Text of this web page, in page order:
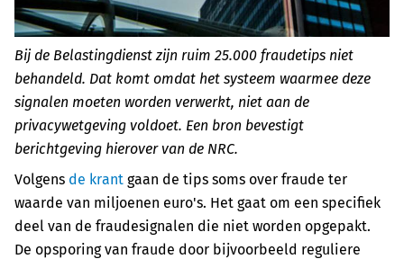
Bij de Belastingdienst zijn ruim 25.000 fraudetips niet
behandeld. Dat komt omdat het systeem waarmee deze
signalen moeten worden verwerkt, niet aan de
privacywetgeving voldoet. Een bron bevestigt
berichtgeving hierover van de NRC.
Volgens de krant gaan de tips soms over fraude ter
waarde van miljoenen euro's. Het gaat om een specifiek
deel van de fraudesignalen die niet worden opgepakt.
De opsporing van fraude door bijvoorbeeld reguliere